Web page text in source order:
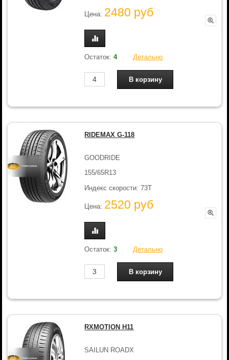
Цена: 2480 руб
Остаток:4 Детально
RIDEMAX G-118
GOODRIDE
155/65R13
Индекс скорости: 73T
Цена: 2520 руб
Остаток:3 Детально
RXMOTION H11
SAILUN ROADX